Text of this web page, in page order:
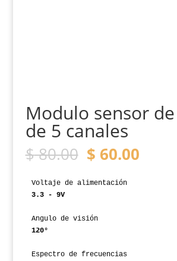
Modulo sensor
de 5 canales
$80.00 El
precio
original
era:
$ 60.00El
precio
Voltaje de alimentación
3.3 - 9V
Angulo de visión
120°
Espectro de frecuencias